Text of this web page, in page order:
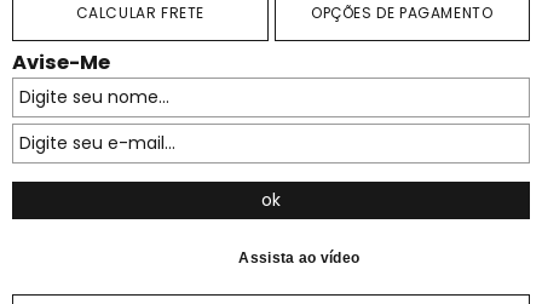
CALCULAR FRETE OPÇÕES DE PAGAMENTO
Avise-Me
Assista ao vídeo